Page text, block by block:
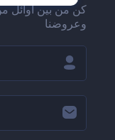
كن من بين أوائل
وعروضنا